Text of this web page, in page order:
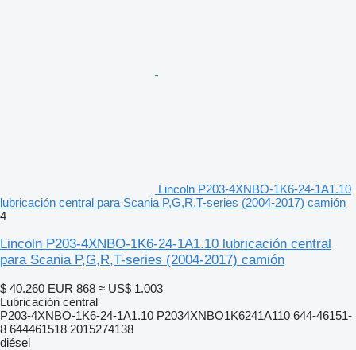
Lincoln P203-4XNBO-1K6-24-1A1.10
lubricación central para Scania P,G,R,T-series (2004-2017) camión
4
Lincoln P203-4XNBO-1K6-24-1A1.10 lubricación central
para Scania P,G,R,T-series (2004-2017) camión
$ 40.260 EUR 868 ≈ US$ 1.003
Lubricación central
P203-4XNBO-1K6-24-1A1.10 P2034XNBO1K6241A110 644-46151-
8 644461518 2015274138
diésel